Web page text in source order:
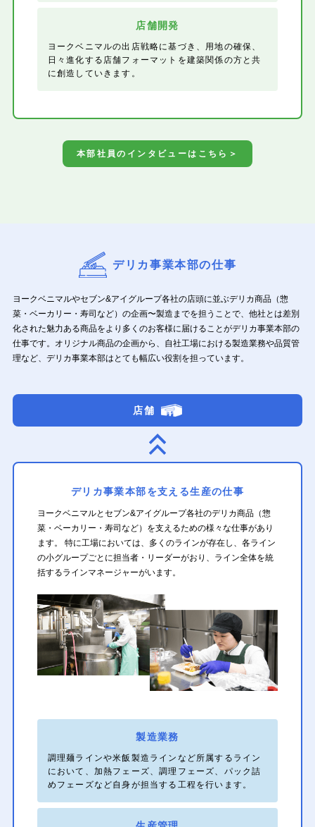
店舗開発
ヨークベニマルの出店戦略に基づき、用地の確保、
日々進化する店舗フォーマットを建築関係の方と共
に創造していきます。
本部社員のインタビューはこちら＞
デリカ事業本部の仕事
ヨークベニマルやセブン&アイグループ各社の店頭に並ぶデリカ商品（惣
菜・ベーカリー・寿司など）の企画〜製造までを担うことで、他社とは差別
化された魅力ある商品をより多くのお客様に届けることがデリカ事業本部の
仕事です。オリジナル商品の企画から、自社工場における製造業務や品質管
理など、デリカ事業本部はとても幅広い役割を担っています。
店舗
デリカ事業本部を支える生産の仕事
ヨークベニマルとセブン&アイグループ各社のデリカ商品（惣
菜・ベーカリー・寿司など）を支えるための様々な仕事があり
ます。 特に工場においては、多くのラインが存在し、各ライン
の小グループごとに担当者・リーダーがおり、ライン全体を統
括するラインマネージャーがいます。
製造業務
調理麺ラインや米飯製造ラインなど所属するライン
において、加熱フェーズ、調理フェーズ、パック詰
めフェーズなど自身が担当する工程を行います。